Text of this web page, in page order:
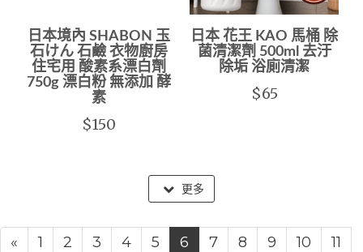
日本境內 SHABON 玉
石けん 石鹼 衣物廚房
住宅用 酸素系漂白劑
750g 漂白粉 無添加 酵
素
$150
日本 花王 KAO 馬桶 除
菌清潔劑 500ml 去汙
除垢 浴廁清潔
$65
更多
« 1 2 3 4 5 6 7 8 9 10
11